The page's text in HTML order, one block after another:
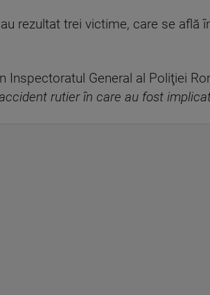
rezultat trei victime, care se află
Inspectoratul General al Poliţiei
rutier în care au fost